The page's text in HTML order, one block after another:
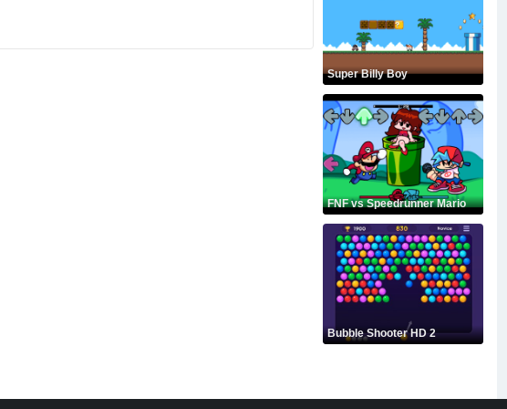
Super Billy Boy
FNF vs Speedrunner Mario
Bubble Shooter HD 2